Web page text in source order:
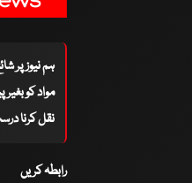
ہم نیوز پر
مواد کو
نقل کرنا
رابطہ کریں